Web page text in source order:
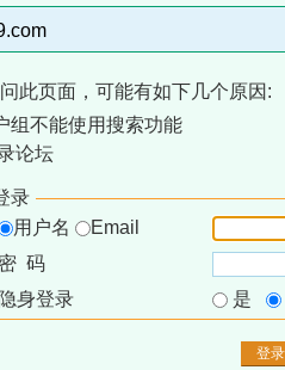
此页面，可能有如下几个原因:
组不能使用搜索功能
论坛
录
用户名
Email
密 码
隐身登录
是